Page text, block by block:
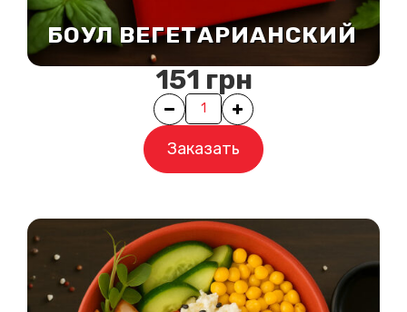
БОУЛ ВЕГЕТАРИАНСКИЙ
151 грн
Quantity
Заказать